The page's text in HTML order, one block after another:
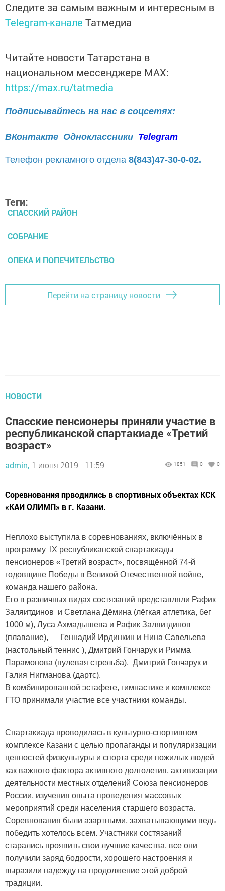
Следите за самым важным и интересным в
Telegram-канале Татмедиа
Читайте новости Татарстана в
национальном мессенджере MАХ:
https://max.ru/tatmedia
Подписывайтесь на нас в соцсетях:
ВКонтакте Одноклассники Telegram
Телефон рекламного отдела 8(843)47-30-0-02.
Теги:
СПАССКИЙ РАЙОН
СОБРАНИЕ
ОПЕКА И ПОПЕЧИТЕЛЬСТВО
Перейти на страницу новости
НОВОСТИ
Спасские пенсионеры приняли участие в
республиканской спартакиаде «Третий
возраст»
admin, 1 июня 2019 - 11:59 1851 0 0
Соревнования прводились в спортивных объектах КСК
«КАИ ОЛИМП» в г. Казани.
Неплохо выступила в соревнованиях, включённых в
программу IХ республиканской спартакиады
пенсионеров «Третий возраст», посвящённой 74-й
годовщине Победы в Великой Отечественной войне,
команда нашего района.
Его в различных видах состязаний представляли Рафик
Заляитдинов и Светлана Дёмина (лёгкая атлетика, бег
1000 м), Луса Ахмадышева и Рафик Заляитдинов
(плавание), Геннадий Ирдинкин и Нина Савельева
(настольный теннис ), Дмитрий Гончарук и Римма
Парамонова (пулевая стрельба), Дмитрий Гончарук и
Галия Нигманова (дартс).
В комбинированной эстафете, гимнастике и комплексе
ГТО принимали участие все участники команды.
Спартакиада проводилась в культурно-спортивном
комплексе Казани с целью пропаганды и популяризации
ценностей физкультуры и спорта среди пожилых людей
как важного фактора активного долголетия, активизации
деятельности местных отделений Союза пенсионеров
России, изучения опыта проведения массовых
мероприятий среди населения старшего возраста.
Соревнования были азартными, захватывающими ведь
победить хотелось всем. Участники состязаний
старались проявить свои лучшие качества, все они
получили заряд бодрости, хорошего настроения и
выразили надежду на продолжение этой доброй
традиции.